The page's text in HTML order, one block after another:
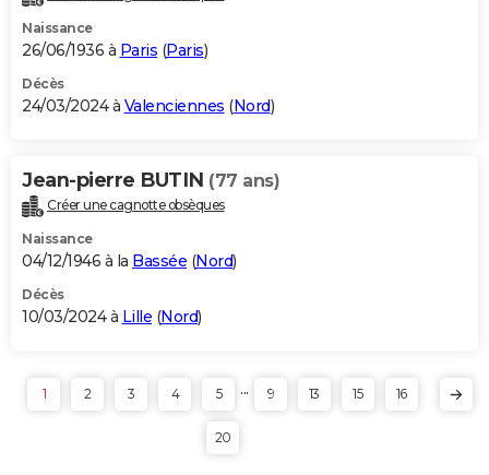
Naissance
26/06/1936 à Paris (Paris)
Décès
24/03/2024 à Valenciennes (Nord)
Jean-pierre BUTIN (77 ans)
Créer une cagnotte obsèques
Naissance
04/12/1946 à la Bassée (Nord)
Décès
10/03/2024 à Lille (Nord)
1 2 3 4 5 ... 9 13 15 16
20